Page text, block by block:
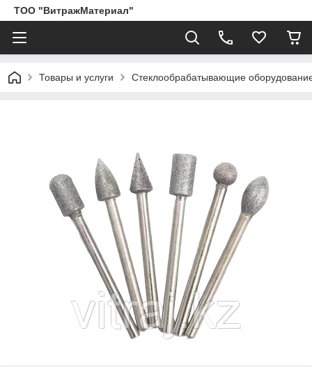
ТОО "ВитражМатериал"
Товары и услуги Стеклообрабатывающие